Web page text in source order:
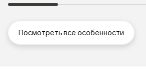
Посмотреть все особенности